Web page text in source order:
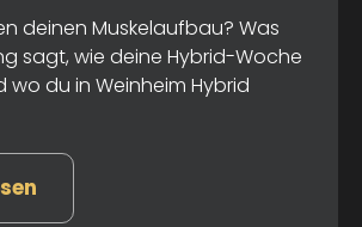
deinen Muskelaufbau? Was
sagt, wie deine Hybrid-Woche
wo du in Weinheim Hybrid